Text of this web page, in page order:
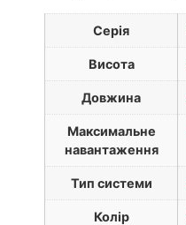
Серія
Висота
Довжина
Максимальне
навантаження
Тип системи
Колір